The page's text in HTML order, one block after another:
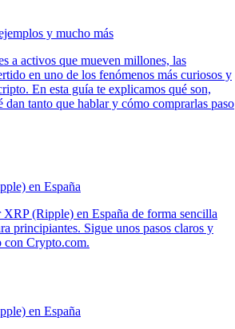
y mucho más
a activos que mueven millones, las
en uno de los fenómenos más curiosos y
En esta guía te explicamos qué son,
tanto que hablar y cómo comprarlas paso
en España
(Ripple) en España de forma sencilla
principiantes. Sigue unos pasos claros y
con Crypto.com.
en España